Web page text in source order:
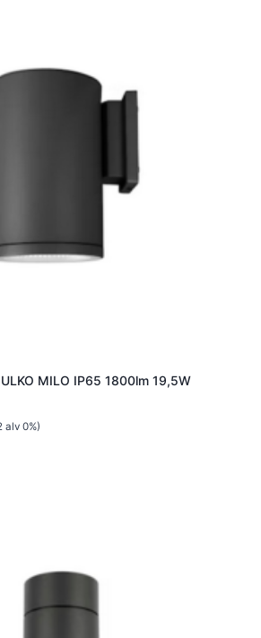
MILO IP65 1800lm 19,5W
alv 0%)